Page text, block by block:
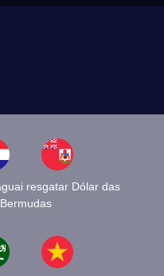
resgatar Dólar das
Bermudas